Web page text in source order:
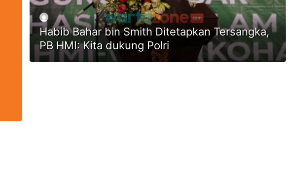
Habib Bahar bin Smith Ditetapkan Tersangka,
PB HMI: Kita dukung Polri